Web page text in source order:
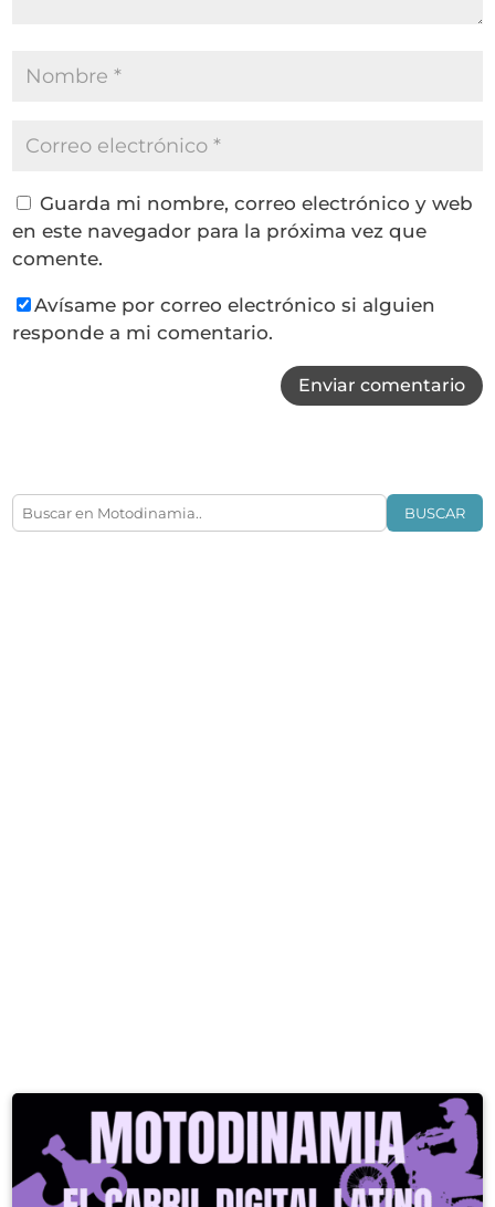
Guarda mi nombre, correo electrónico y web
en este navegador para la próxima vez que
comente.
Avísame por correo electrónico si alguien
responde a mi comentario.
Enviar comentario
BUSCAR